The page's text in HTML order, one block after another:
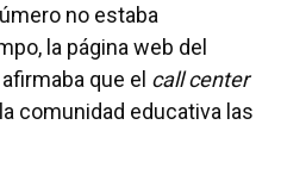
no estaba
la página web del
que el call center
comunidad educativa las